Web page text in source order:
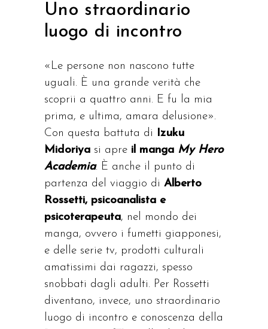
Uno straordinario
luogo di incontro
«Le persone non nascono tutte
uguali. È una grande verità che
scoprii a quattro anni. E fu la mia
prima, e ultima, amara delusione».
Con questa battuta di Izuku
Midoriya si apre il manga My Hero
Academia. È anche il punto di
partenza del viaggio di Alberto
Rossetti, psicoanalista e
psicoterapeuta, nel mondo dei
manga, ovvero i fumetti giapponesi,
e delle serie tv, prodotti culturali
amatissimi dai ragazzi, spesso
snobbati dagli adulti. Per Rossetti
diventano, invece, uno straordinario
luogo di incontro e conoscenza della